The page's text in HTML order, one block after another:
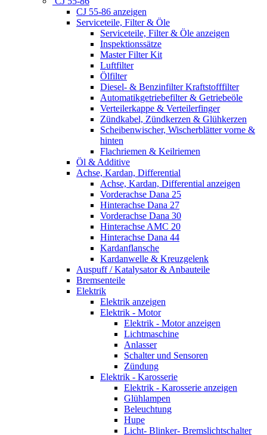
CJ 55-86 anzeigen
Serviceteile, Filter & Öle
Serviceteile, Filter & Öle anzeigen
Inspektionssätze
Master Filter Kit
Luftfilter
Ölfilter
Diesel- & Benzinfilter Kraftstofffilter
Automatikgetriebefilter & Getriebeöle
Verteilerkappe & Verteilerfinger
Zündkabel, Zündkerzen & Glühkerzen
Scheibenwischer, Wischerblätter vorne &
hinten
Flachriemen & Keilriemen
Öl & Additive
Achse, Kardan, Differential
Achse, Kardan, Differential anzeigen
Vorderachse Dana 25
Hinterachse Dana 27
Vorderachse Dana 30
Hinterachse AMC 20
Hinterachse Dana 44
Kardanflansche
Kardanwelle & Kreuzgelenk
Auspuff / Katalysator & Anbauteile
Bremsenteile
Elektrik
Elektrik anzeigen
Elektrik - Motor
Elektrik - Motor anzeigen
Lichtmaschine
Anlasser
Schalter und Sensoren
Zündung
Elektrik - Karosserie
Elektrik - Karosserie anzeigen
Glühlampen
Beleuchtung
Hupe
Licht- Blinker- Bremslichtschalter